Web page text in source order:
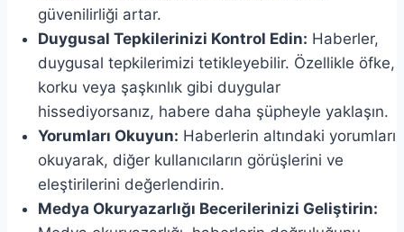
güvenilirliği artar.
Duygusal Tepkilerinizi Kontrol Edin: Haberler,
duygusal tepkilerimizi tetikleyebilir. Özellikle öfke,
korku veya şaşkınlık gibi duygular
hissediyorsanız, habere daha şüpheyle yaklaşın.
Yorumları Okuyun: Haberlerin altındaki yorumları
okuyarak, diğer kullanıcıların görüşlerini ve
eleştirilerini değerlendirin.
Medya Okuryazarlığı Becerilerinizi Geliştirin: